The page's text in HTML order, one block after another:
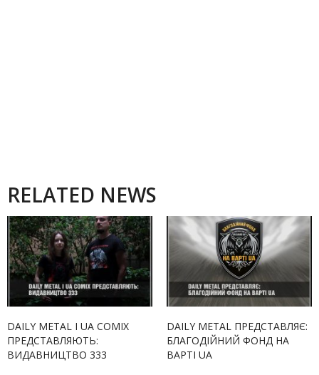
RELATED NEWS
DAILY METAL І UA COMIX
ПРЕДСТАВЛЯЮТЬ:
ВИДАВНИЦТВО 333
DAILY METAL ПРЕДСТАВЛЯЄ:
БЛАГОДІЙНИЙ ФОНД НА
ВАРТІ UA